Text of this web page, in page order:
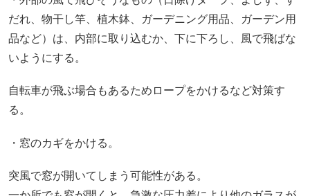
だれ、物干し竿、植木鉢、ガーデニング用品、ガーデン用
品など）は、内部に取り込むか、下に下ろし、風で飛ばな
いようにする。
自転車が飛ぶ場合もあるためロープをかけるなど対策す
る。
・窓のカギをかける。
突風で窓が開いてしまう可能性がある。